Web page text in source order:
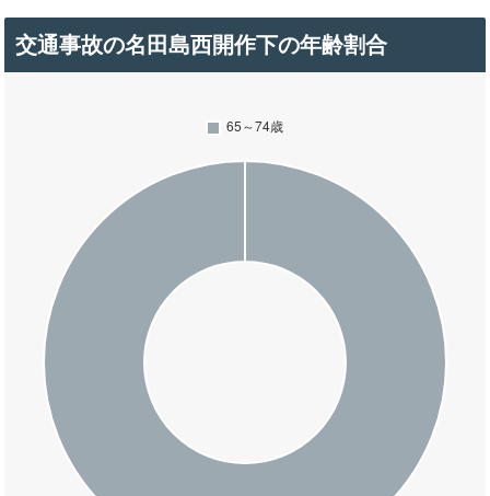
交通事故の名田島西開作下の年齢割合